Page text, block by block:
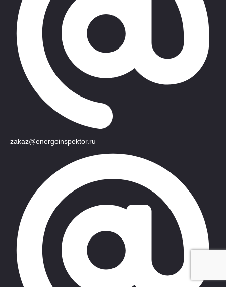
zakaz@energoinspektor.ru